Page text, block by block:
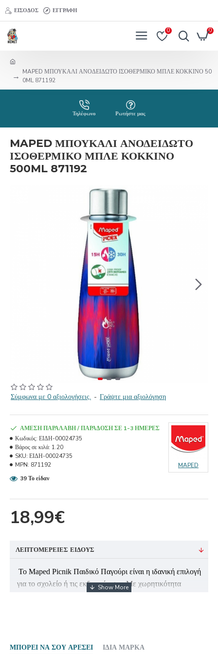
ΕΊΣΟΔΟΣ ΕΓΓΡΑΦΉ
0 0
MAPED ΜΠΟΥΚΑΛΙ ΑΝΟΔΕΙΔΩΤΟ ΙΣΟΘΕΡΜΙΚΟ ΜΠΛΕ ΚΟΚΚΙΝΟ 50
0ML 871192
Τηλέφωνο Ρωτήστε μας
MAPED ΜΠΟΥΚΑΛΙ ΑΝΟΔΕΙΔΩΤΟ
ΙΣΟΘΕΡΜΙΚΟ ΜΠΛΕ ΚΟΚΚΙΝΟ
500ML 871192
Σύμφωνα με 0 αξιολογήσεις. - Γράψτε μια αξιολόγηση
18,99€
ΆΜΕΣΗ ΠΑΡΑΛΑΒΉ / ΠΑΡΆΔΟΣΗ ΣΕ 1-3 ΗΜΈΡΕΣ
Κωδικός: ΕΙΔΗ-00024735
Βάρος σε κιλά: 1.20
SKU: ΕΙΔΗ-00024735
MPN: 871192
MAPED
39 Το είδαν
ΛΕΠΤΟΜΈΡΕΙΕΣ ΕΊΔΟΥΣ
Το Maped Picnik Παιδικό Παγούρι είναι η ιδανική επιλογή
για το σχολείο ή τις εκδρομές σας. Με χωρητικότητα
ΜΠΟΡΕΊ ΝΑ ΣΟΥ ΑΡΈΣΕΙ ΊΔΙΑ ΜΆΡΚΑ